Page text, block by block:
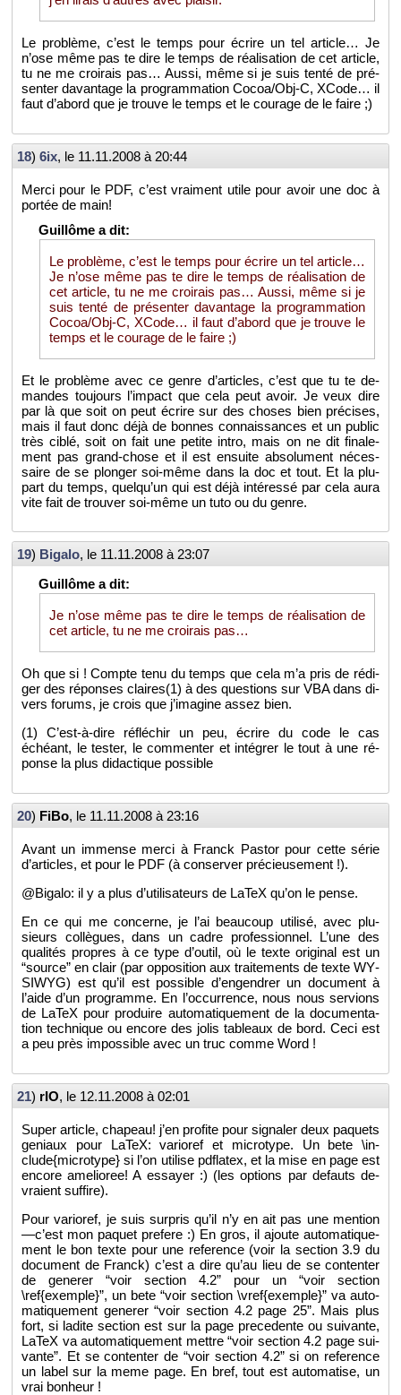
Le pro­blème, c’est le temps pour écrire un tel ar­ticle… Je
n’ose même pas te dire le temps de réa­li­sa­tion de cet ar­ticle,
tu ne me croi­rais pas… Aussi, même si je suis tenté de pré­
sen­ter da­van­tage la pro­gram­ma­tion Cocoa/Obj-C, XCode… il
faut d’abord que je trouve le temps et le cou­rage de le faire ;)
18) 6ix, le 11.11.2008 à 20:44
Merci pour le PDF, c’est vrai­ment utile pour avoir une doc à
por­tée de main!
Le pro­blème, c’est le temps pour écrire un tel ar­ticle…
Je n’ose même pas te dire le temps de réa­li­sa­tion de
cet ar­ticle, tu ne me croi­rais pas… Aussi, même si je
suis tenté de pré­sen­ter da­van­tage la pro­gram­ma­tion
Cocoa/Obj-C, XCode… il faut d’abord que je trouve le
temps et le cou­rage de le faire ;)
Et le pro­blème avec ce genre d’ar­ticles, c’est que tu te de­
mandes tou­jours l’im­pact que cela peut avoir. Je veux dire
par là que soit on peut écrire sur des choses bien pré­cises,
mais il faut donc déjà de bonnes connais­sances et un pu­blic
très ciblé, soit on fait une pe­tite intro, mais on ne dit fi­na­le­
ment pas grand-chose et il est en­suite ab­so­lu­ment né­ces­
saire de se plon­ger soi-même dans la doc et tout. Et la plu­
part du temps, quel­qu’un qui est déjà in­té­ressé par cela aura
vite fait de trou­ver soi-même un tuto ou du genre.
19) Bi­galo, le 11.11.2008 à 23:07
Je n’ose même pas te dire le temps de réa­li­sa­tion de
cet ar­ticle, tu ne me croi­rais pas…
Oh que si ! Compte tenu du temps que cela m’a pris de ré­di­
ger des ré­ponses claires(1) à des ques­tions sur VBA dans di­
vers fo­rums, je crois que j’ima­gine assez bien.
(1) C’est-à-dire ré­flé­chir un peu, écrire du code le cas
échéant, le tes­ter, le com­men­ter et in­té­grer le tout à une ré­
ponse la plus di­dac­tique pos­sible
20) FiBo, le 11.11.2008 à 23:16
Avant un im­mense merci à Franck Pas­tor pour cette série
d’ar­ticles, et pour le PDF (à conser­ver pré­cieu­se­ment !).
@Bi­galo: il y a plus d’uti­li­sa­teurs de LaTeX qu’on le pense.
En ce qui me concerne, je l’ai beau­coup uti­lisé, avec plu­
sieurs col­lègues, dans un cadre pro­fes­sion­nel. L’une des
qua­li­tés propres à ce type d’ou­til, où le texte ori­gi­nal est un
“source” en clair (par op­po­si­tion aux trai­te­ments de texte WY­
SIWYG) est qu’il est pos­sible d’en­gen­drer un do­cu­ment à
l’aide d’un pro­gramme. En l’oc­cur­rence, nous nous ser­vions
de LaTeX pour pro­duire au­to­ma­ti­que­ment de la do­cu­men­ta­
tion tech­nique ou en­core des jolis ta­bleaux de bord. Ceci est
a peu près im­pos­sible avec un truc comme Word !
21) rIO, le 12.11.2008 à 02:01
Super ar­ticle, cha­peau! j’en pro­fite pour si­gna­ler deux pa­quets
ge­niaux pour LaTeX: va­rio­ref et mi­cro­type. Un bete \in­
clude{mi­cro­type} si l’on uti­lise pd­fla­tex, et la mise en page est
en­core ame­lio­ree! A es­sayer :) (les op­tions par de­fauts de­
vraient suf­fire).
Pour va­rio­ref, je suis sur­pris qu’il n’y en ait pas une men­tion
—c’est mon pa­quet pre­fere :) En gros, il ajoute au­to­ma­ti­que­
ment le bon texte pour une re­fe­rence (voir la sec­tion 3.9 du
do­cu­ment de Franck) c’est a dire qu’au lieu de se conten­ter
de ge­ne­rer “voir sec­tion 4.2” pour un “voir sec­tion
\ref{exemple}”, un bete “voir sec­tion \vref{exemple}” va au­to­
ma­ti­que­ment ge­ne­rer “voir sec­tion 4.2 page 25”. Mais plus
fort, si la­dite sec­tion est sur la page pre­ce­dente ou sui­vante,
LaTeX va au­to­ma­ti­que­ment mettre “voir sec­tion 4.2 page sui­
vante”. Et se conten­ter de “voir sec­tion 4.2” si on re­fe­rence
un label sur la meme page. En bref, tout est au­to­ma­tise, un
vrai bon­heur !